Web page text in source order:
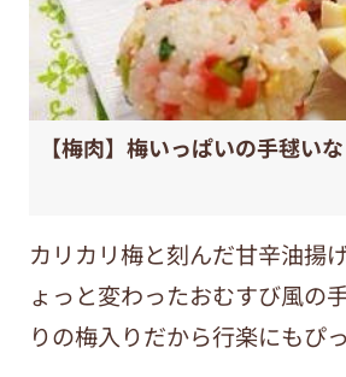
【梅肉】梅いっぱいの手毬い
カリカリ梅と刻んだ甘辛油揚
ょっと変わったおむすび風の
りの梅入りだから行楽にもぴっ